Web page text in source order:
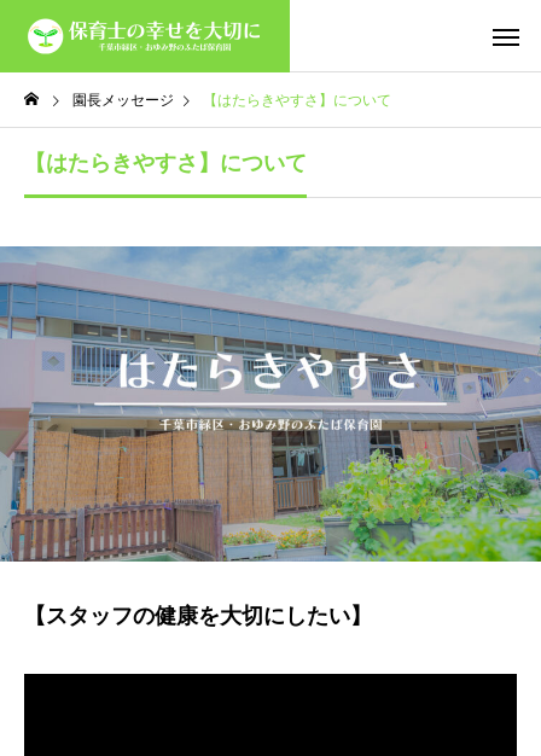
園長メッセージ 【はたらきやすさ】について
【はたらきやすさ】について
【スタッフの健康を大切にしたい】